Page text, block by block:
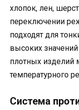
хлопок, лен,
переключении
подходят для
высоких
плотных изделий
температурного
Система